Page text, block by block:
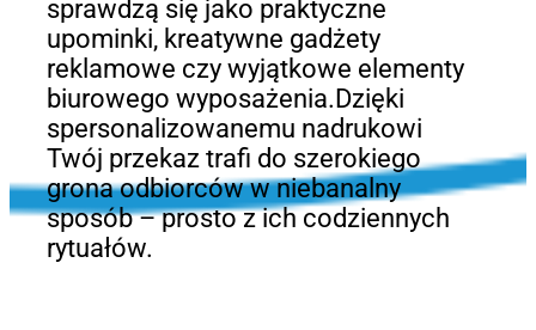
sprawdzą się jako praktyczne
upominki, kreatywne gadżety
reklamowe czy wyjątkowe elementy
biurowego wyposażenia.Dzięki
spersonalizowanemu nadrukowi
Twój przekaz trafi do szerokiego
grona odbiorców w niebanalny
sposób – prosto z ich codziennych
rytuałów.